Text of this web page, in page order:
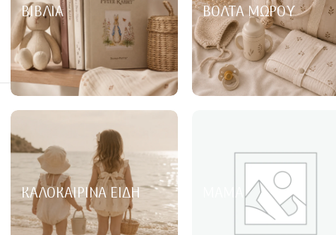
ΒΙΒΛΊΑ ΒΌΛΤΑ ΜΩΡΟΎ
ΚΑΛΟΚΑΙΡΙΝΑ ΕΊΔΗ